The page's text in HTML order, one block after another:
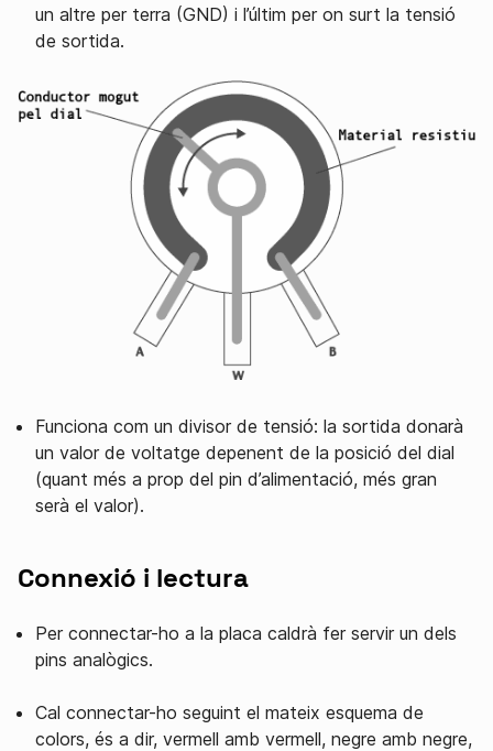
un altre per terra (GND) i l’últim per on surt la tensió
de sortida.
Funciona com un divisor de tensió: la sortida donarà
un valor de voltatge depenent de la posició del dial
(quant més a prop del pin d’alimentació, més gran
serà el valor).
Connexió i lectura
Per connectar-ho a la placa caldrà fer servir un dels
pins analògics.
Cal connectar-ho seguint el mateix esquema de
colors, és a dir, vermell amb vermell, negre amb negre,